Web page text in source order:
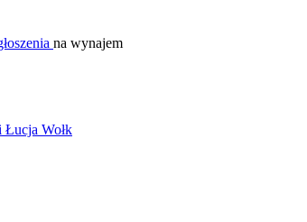
na wynajem